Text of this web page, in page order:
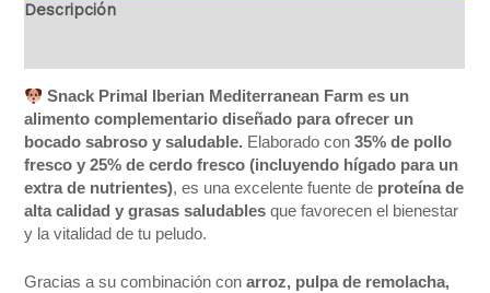
Descripción
Snack Primal Iberian Mediterranean Farm es un
alimento complementario diseñado para ofrecer un
bocado sabroso y saludable. Elaborado con35% de pollo
fresco y 25% de cerdo fresco (incluyendo hígado para un
extra de nutrientes), es una excelente fuente de proteína de
alta calidad y grasas saludables que favorecen el bienestar
y la vitalidad de tu peludo.
Gracias a su combinación conarroz, pulpa de remolacha,